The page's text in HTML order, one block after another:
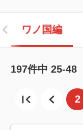
ワノ国編
197件中 25-48
2